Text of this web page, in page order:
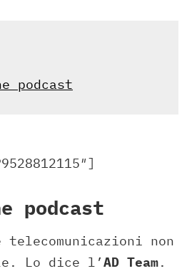
podcast
podcast
non
Lo dice l’AD Team.